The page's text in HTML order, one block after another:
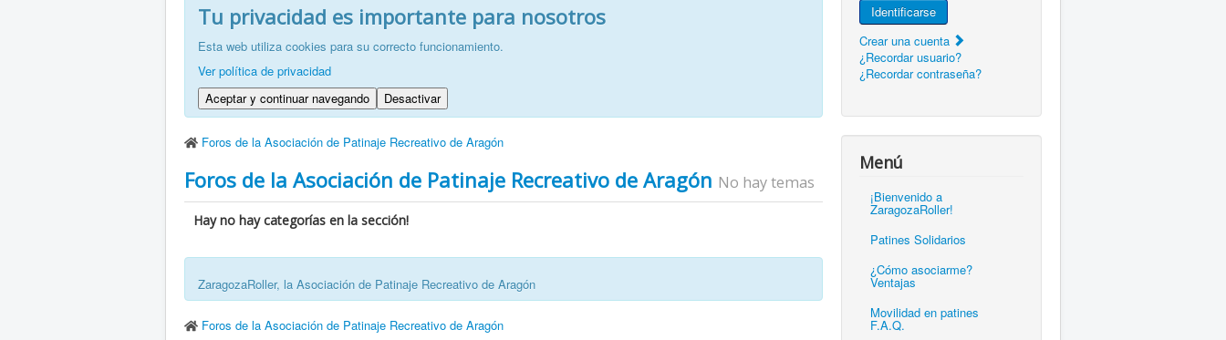
Tu privacidad es importante para nosotros
Esta web utiliza cookies para su correcto funcionamiento.
Ver política de privacidad
Aceptar y continuar navegando
Desactivar
Foros de la Asociación de Patinaje Recreativo de Aragón
Foros de la Asociación de Patinaje Recreativo de Aragón No hay temas
Hay no hay categorías en la sección!
ZaragozaRoller, la Asociación de Patinaje Recreativo de Aragón
Foros de la Asociación de Patinaje Recreativo de Aragón
Identificarse
Crear una cuenta
¿Recordar usuario?
¿Recordar contraseña?
Menú
¡Bienvenido a
ZaragozaRoller!
Patines Solidarios
¿Cómo asociarme?
Ventajas
Movilidad en patines
F.A.Q.